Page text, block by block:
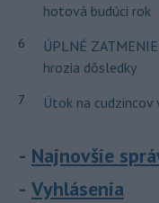
hotová budúci rok
6
ÚPLNÉ
hrozia dôsledky
7 Útok na cudzincov
Najnovšie
Vyhlásenia